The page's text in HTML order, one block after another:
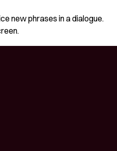
new phrases in a dialogue.